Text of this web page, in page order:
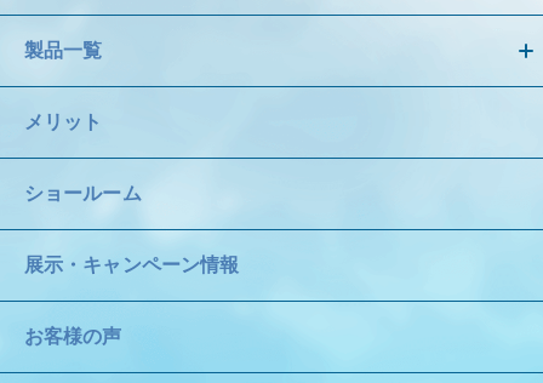
製品一覧
メリット
ショールーム
展示・キャンペーン情報
お客様の声